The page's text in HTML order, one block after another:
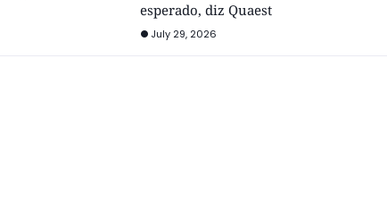
esperado, diz Quaest
July 29, 2026